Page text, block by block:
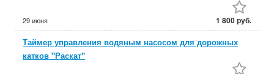
29 июня 1 800 руб.
Таймер управления водяным насосом для дорожных
катков "Раскат"